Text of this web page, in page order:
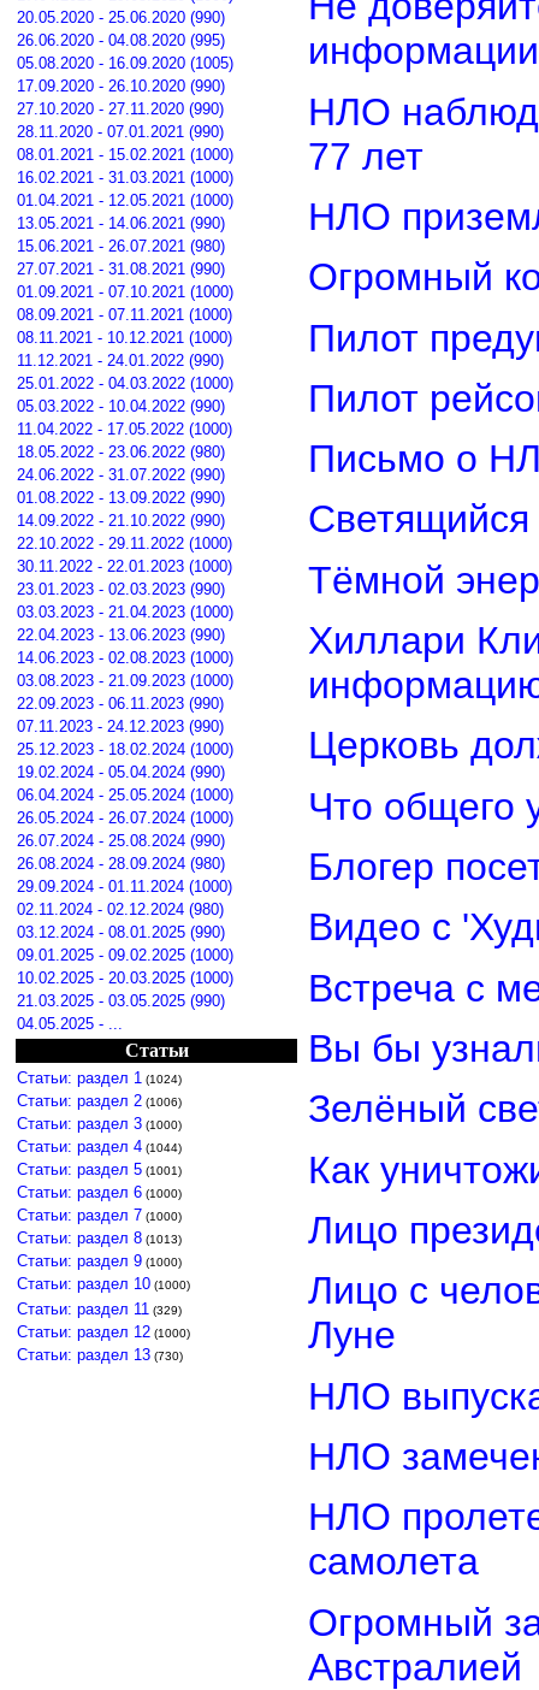
20.05.2020 - 25.06.2020 (990)
26.06.2020 - 04.08.2020 (995)
05.08.2020 - 16.09.2020 (1005)
17.09.2020 - 26.10.2020 (990)
27.10.2020 - 27.11.2020 (990)
28.11.2020 - 07.01.2021 (990)
08.01.2021 - 15.02.2021 (1000)
16.02.2021 - 31.03.2021 (1000)
01.04.2021 - 12.05.2021 (1000)
13.05.2021 - 14.06.2021 (990)
15.06.2021 - 26.07.2021 (980)
27.07.2021 - 31.08.2021 (990)
01.09.2021 - 07.10.2021 (1000)
08.09.2021 - 07.11.2021 (1000)
08.11.2021 - 10.12.2021 (1000)
11.12.2021 - 24.01.2022 (990)
25.01.2022 - 04.03.2022 (1000)
05.03.2022 - 10.04.2022 (990)
11.04.2022 - 17.05.2022 (1000)
18.05.2022 - 23.06.2022 (980)
24.06.2022 - 31.07.2022 (990)
01.08.2022 - 13.09.2022 (990)
14.09.2022 - 21.10.2022 (990)
22.10.2022 - 29.11.2022 (1000)
30.11.2022 - 22.01.2023 (1000)
23.01.2023 - 02.03.2023 (990)
03.03.2023 - 21.04.2023 (1000)
22.04.2023 - 13.06.2023 (990)
14.06.2023 - 02.08.2023 (1000)
03.08.2023 - 21.09.2023 (1000)
22.09.2023 - 06.11.2023 (990)
07.11.2023 - 24.12.2023 (990)
25.12.2023 - 18.02.2024 (1000)
19.02.2024 - 05.04.2024 (990)
06.04.2024 - 25.05.2024 (1000)
26.05.2024 - 26.07.2024 (1000)
26.07.2024 - 25.08.2024 (990)
26.08.2024 - 28.09.2024 (980)
29.09.2024 - 01.11.2024 (1000)
02.11.2024 - 02.12.2024 (980)
03.12.2024 - 08.01.2025 (990)
09.01.2025 - 09.02.2025 (1000)
10.02.2025 - 20.03.2025 (1000)
21.03.2025 - 03.05.2025 (990)
04.05.2025 - ...
Статьи
Статьи: раздел 1 (1024)
Статьи: раздел 2 (1006)
Статьи: раздел 3 (1000)
Статьи: раздел 4 (1044)
Статьи: раздел 5 (1001)
Статьи: раздел 6 (1000)
Статьи: раздел 7 (1000)
Статьи: раздел 8 (1013)
Статьи: раздел 9 (1000)
Статьи: раздел 10 (1000)
Статьи: раздел 11 (329)
Статьи: раздел 12 (1000)
Статьи: раздел 13 (730)
информации
НЛО
77 лет
НЛО
Огромный
Пилот
Пилот
Письмо о
Светящийся
Тёмной
Хиллари
Церковь
Что общего
Блогер
Видео с
Встреча с
Вы бы
Зелёный
Как
Лицо
Лицо с
Луне
НЛО
НЛО
НЛО
самолета
Огромный
Австралией